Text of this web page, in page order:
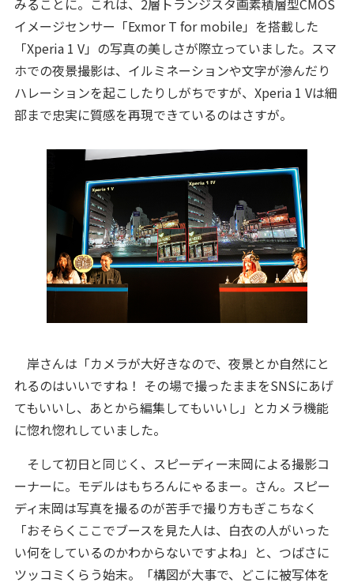
みることに。これは、2層トランジスタ画素積層型CMOS
イメージセンサー「Exmor T for mobile」を搭載した
「Xperia 1 V」の写真の美しさが際立っていました。スマ
ホでの夜景撮影は、イルミネーションや文字が滲んだり
ハレーションを起こしたりしがちですが、Xperia 1 Vは細
部まで忠実に質感を再現できているのはさすが。
岸さんは「カメラが大好きなので、夜景とか自然にと
れるのはいいですね！ その場で撮ったままをSNSにあげ
てもいいし、あとから編集してもいいし」とカメラ機能
に惚れ惚れしていました。
そして初日と同じく、スピーディー末岡による撮影コ
ーナーに。モデルはもちろんにゃるまー。さん。スピー
ディ末岡は写真を撮るのが苦手で撮り方もぎこちなく
「おそらくここでブースを見た人は、白衣の人がいった
い何をしているのかわからないですよね」と、つばさに
ツッコミくらう始末。「構図が大事で、どこに被写体を